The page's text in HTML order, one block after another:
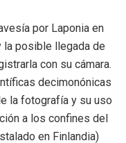
por Laponia en
la posible llegada de
con su cámara.
decimonónicas
la fotografía y su uso
a los confines del
en Finlandia)